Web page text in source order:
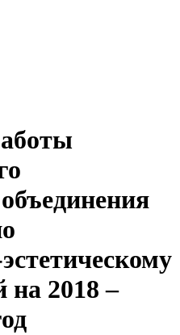
на 2018 –